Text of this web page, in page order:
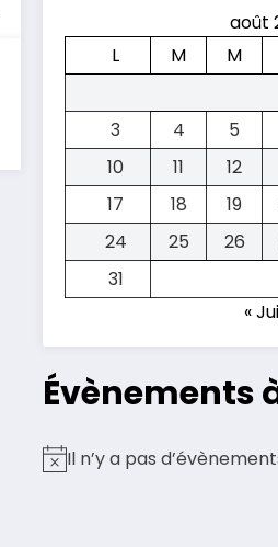
août
L
M M
3
4 5
10
11 12
17
18 19
24
25 26
31
«
Évènements
Notice
Il n’y a pas